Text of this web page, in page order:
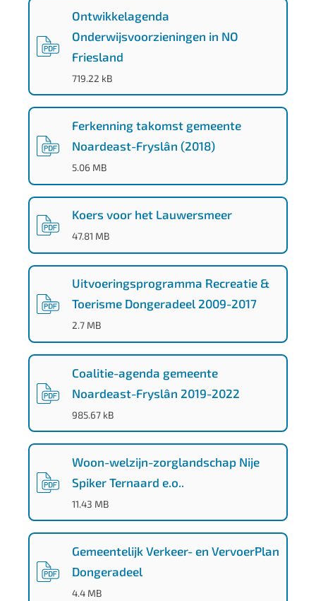
6
d
9
c
b
Ontwikkelagenda
Onderwijsvoorzieningen in NO
Friesland
(
PDF
-
719.22 kB)
Ferkenning takomst gemeente
Noardeast-Fryslân (2018)
(
PDF
-
5.06 MB)
Koers voor het Lauwersmeer
(
PDF
-
47.81 MB)
Uitvoeringsprogramma Recreatie &
Toerisme Dongeradeel 2009-2017
(
PDF
-
2.7 MB)
Coalitie-agenda gemeente
Noardeast-Fryslân 2019-2022
(
PDF
-
985.67 kB)
Woon-welzijn-zorglandschap Nije
Spiker Ternaard e.o..
(
PDF
-
11.43 MB)
Gemeentelijk Verkeer- en VervoerPlan
Dongeradeel
(
PDF
-
4.4 MB)